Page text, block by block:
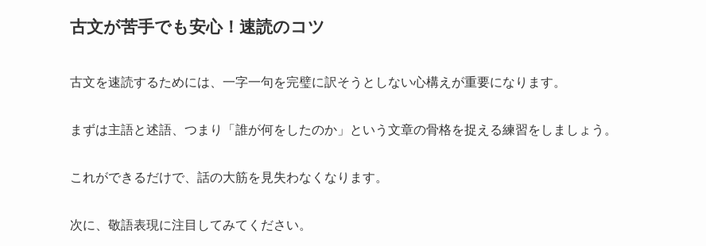
古文が苦手でも安心！速読のコツ
古文を速読するためには、一字一句を完璧に訳そうとしない心構えが重要になります。
まずは主語と述語、つまり「誰が何をしたのか」という文章の骨格を捉える練習をしましょう。
これができるだけで、話の大筋を見失わなくなります。
次に、敬語表現に注目してみてください。